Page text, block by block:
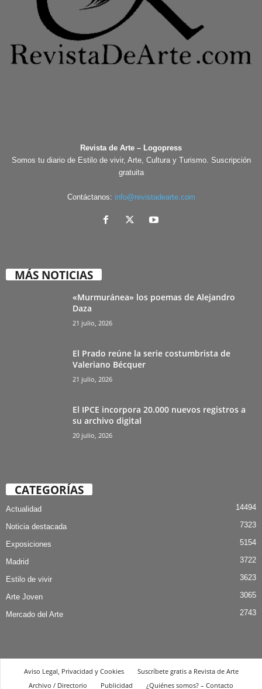
Revista de Arte – Logopress
Somos tu diario de Estilo de vivir, Arte, Cultura y Turismo. Suscripción
gratuita
Contáctanos: info@revistadearte.com
MÁS NOTICIAS
«Murmuránea» los poemas de Alejandro
Daza
21 julio, 2026
El Prado reúne la serie costumbrista de
Valeriano Bécquer
21 julio, 2026
El IPCE incorpora 20.000 nuevos registros a
su archivo digital
20 julio, 2026
CATEGORÍAS
Actualidad 14494
Noticia destacada 7323
Exposiciones 5154
Madrid 3722
Estilo de vivir 3623
Arte Joven 3065
Mercado del Arte 2743
Aviso Legal, Privacidad y Cookies
Suscríbete gratis a Revista de Arte
Archivo / Directorio
Publicidad ¿Quiénes somos? – Contacto